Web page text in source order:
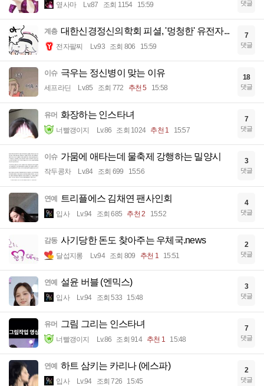
옆사마 Lv.87 조회 1154 15:59 댓글
계층 대한신경정신의학회 피셜, '멍청한' 유전자...
전자팔찌 Lv.93 조회 806 15:59
7
댓글
이슈 극우는 정신병이 맞는 이유
세프라딘 Lv.85 조회 772 추천 5 15:58
18
댓글
유머 화장하는 인스타녀
너빨갱이지 Lv.86 조회 1024 추천 1 15:57
7
댓글
이슈 가뭄에 애타는데 물축제 강행하는 밀양시
작두콩차 Lv.84 조회 699 15:56
3
댓글
연예 트리플에스 김채연 팬사인회
입사 Lv.94 조회 685 추천 2 15:52
4
댓글
감동 사기당한 돈도 찾아주는 우체국.news
달섭지롱 Lv.94 조회 809 추천 1 15:51
2
댓글
연예 설윤 버블 (엔믹스)
입사 Lv.94 조회 533 15:48
3
댓글
유머 그림 그리는 인스타녀
너빨갱이지 Lv.86 조회 914 추천 1 15:48
7
댓글
연예 하트 삼키는 카리나 (에스파)
입사 Lv.94 조회 726 15:45
2
댓글